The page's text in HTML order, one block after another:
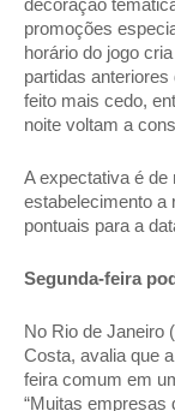
decoração
promoções
horário do jogo
partidas
feito mais cedo,
noite voltam a
A expectativa é de
estabelecimento a
pontuais para a
Segunda-feira
No Rio de Janeiro
Costa, avalia que
feira comum em
“Muitas empresas